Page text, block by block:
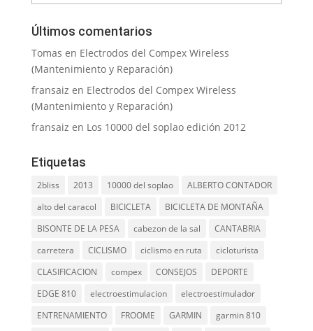
Últimos comentarios
Tomas en Electrodos del Compex Wireless
(Mantenimiento y Reparación)
fransaiz en Electrodos del Compex Wireless
(Mantenimiento y Reparación)
fransaiz en Los 10000 del soplao edición 2012
Etiquetas
2bliss 2013 10000 del soplao
ALBERTO CONTADOR
alto del caracol
BICICLETA
BICICLETA DE MONTAÑA
BISONTE DE LA PESA
cabezon de la sal
CANTABRIA
carretera
CICLISMO ciclismo en ruta
cicloturista
CLASIFICACION
compex CONSEJOS
DEPORTE
EDGE 810
electroestimulacion
electroestimulador
ENTRENAMIENTO
FROOME GARMIN garmin 810